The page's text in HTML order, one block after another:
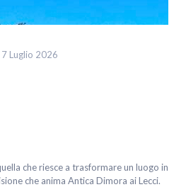
7 Luglio 2026
che riesce a trasformare un luogo in
che anima Antica Dimora ai Lecci.